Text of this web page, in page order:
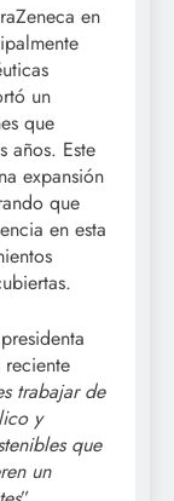
en
un
que
años. Este
expansión
que
en esta
trabajar de
y
que
un